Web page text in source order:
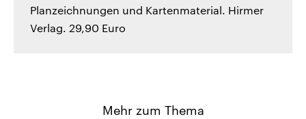
Planzeichnungen und Kartenmaterial. Hirmer
Verlag. 29,90 Euro
Mehr zum Thema